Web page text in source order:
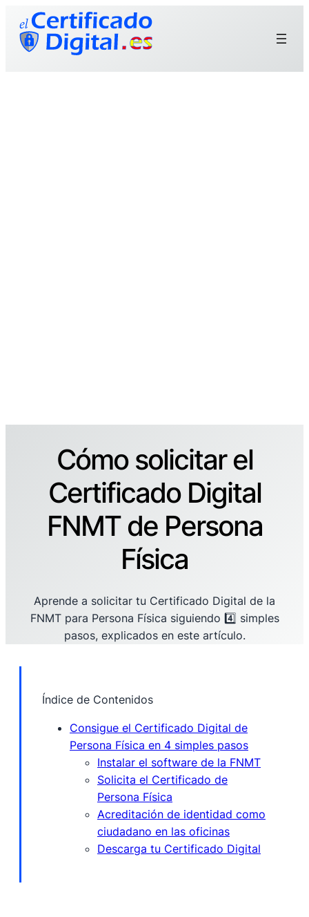
Cómo solicitar el
Certificado Digital
FNMT de Persona
Física
Aprende a solicitar tu Certificado Digital de la
FNMT para Persona Física siguiendo 4️⃣ simples
pasos, explicados en este artículo.
Índice de Contenidos
Consigue el Certificado Digital de
Persona Física en 4 simples pasos
Instalar el software de la FNMT
Solicita el Certificado de
Persona Física
Acreditación de identidad como
ciudadano en las oficinas
Descarga tu Certificado Digital